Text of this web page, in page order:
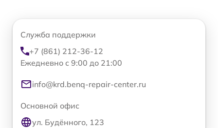
Служба поддержки
+7 (861) 212-36-12
Ежедневно с 9:00 до 21:00
info@krd.benq-repair-center.ru
Основной офис
ул. Будённого, 123